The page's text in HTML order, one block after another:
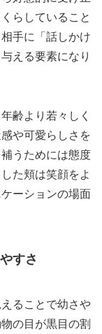
らしていること
手に「話しかけ
える要素になり
齢より若々しく
や可愛らしさを
うためには態度
た頬は笑顔をよ
ーションの場面
すさ
ることで幼さや
の目が黒目の割